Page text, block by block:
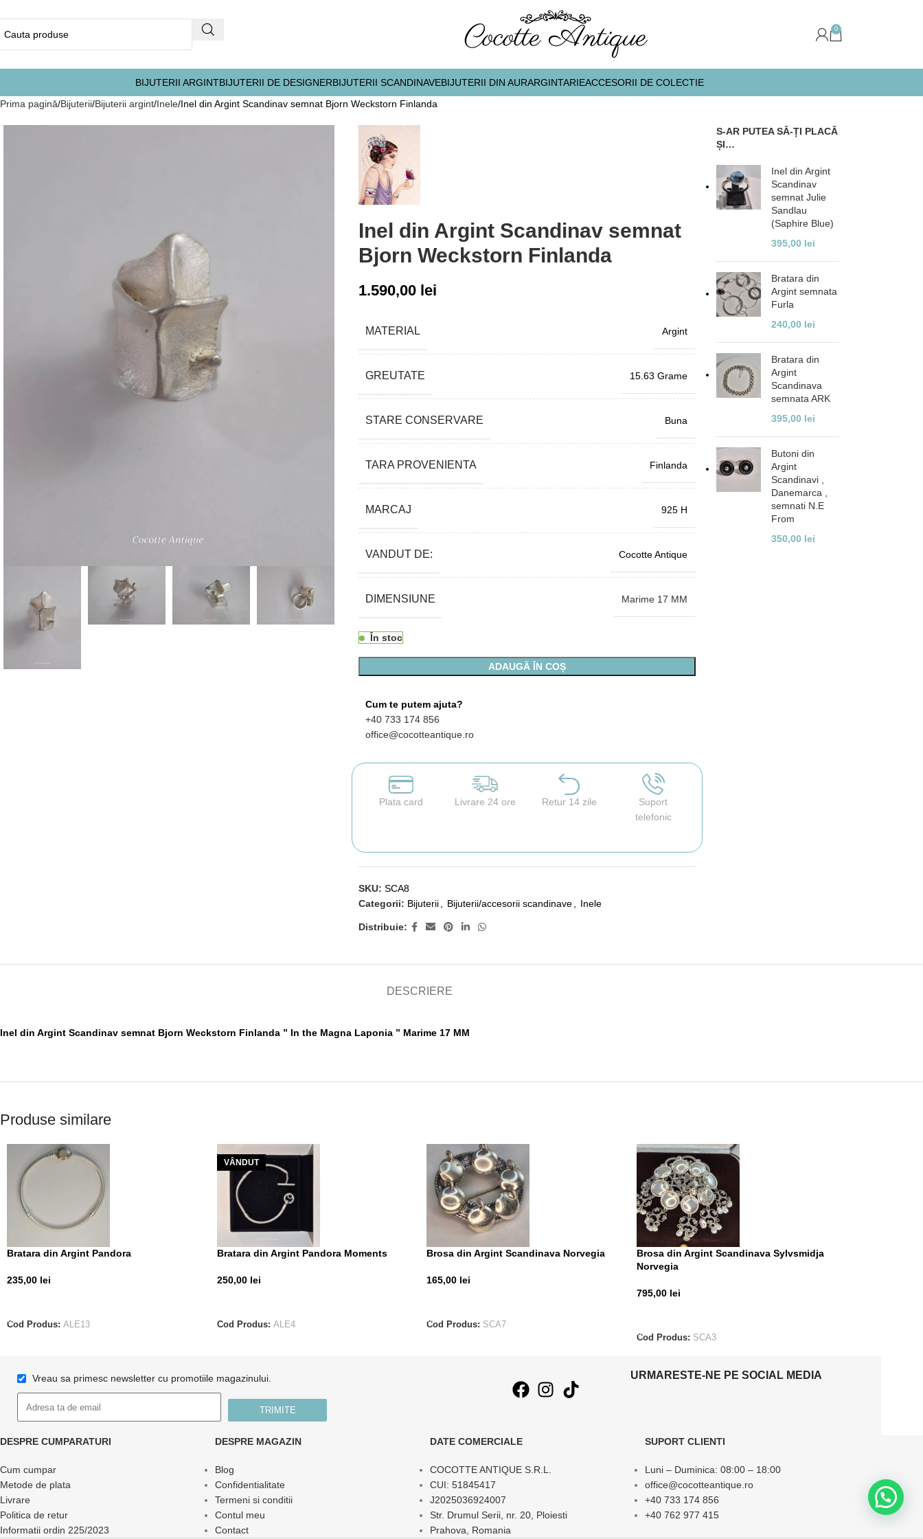
0
BIJUTERII ARGINTBIJUTERII DE DESIGNERBIJUTERII SCANDINAVEBIJUTERII DIN AURARGINTARIEACCESORII DE COLECTIE
Prima pagină Bijuterii Bijuterii argint Inele Inel din Argint Scandinav semnat Bjorn Weckstorn Finlanda
Inel din Argint Scandinav semnat
Bjorn Weckstorn Finlanda
1.590,00 lei
MATERIAL Argint
GREUTATE 15.63 Grame
STARE CONSERVARE Buna
TARA PROVENIENTA Finlanda
MARCAJ 925 H
VANDUT DE: Cocotte Antique
DIMENSIUNE Marime 17 MM
În stoc
ADAUGĂ ÎN COȘ
Cum te putem ajuta?
+40 733 174 856
office@cocotteantique.ro
Plata card Livrare 24 ore Retur 14 zile
Suport
telefonic
SKU: SCA8
Categorii: Bijuterii Bijuterii/accesorii scandinave Inele
Distribuie:
S-AR PUTEA SĂ-ȚI PLACĂ
ȘI…
Inel din Argint
Scandinav
semnat Julie
Sandlau
(Saphire Blue)
395,00 lei
Bratara din
Argint semnata
Furla
240,00 lei
Bratara din
Argint
Scandinava
semnata ARK
395,00 lei
Butoni din
Argint
Scandinavi ,
Danemarca ,
semnati N.E
From
350,00 lei
DESCRIERE
Inel din Argint Scandinav semnat Bjorn Weckstorn Finlanda ” In the Magna Laponia ” Marime 17 MM
Produse similare
Bratara din Argint Pandora
235,00 lei
Cod Produs: ALE13
VÂNDUT
Bratara din Argint Pandora Moments
250,00 lei
Cod Produs: ALE4
Brosa din Argint Scandinava Norvegia
165,00 lei
Cod Produs: SCA7
Brosa din Argint Scandinava Sylvsmidja
Norvegia
795,00 lei
Cod Produs: SCA3
Vreau sa primesc newsletter cu promotiile magazinului.
TRIMITE
URMARESTE-NE PE SOCIAL MEDIA
DESPRE CUMPARATURI
Cum cumpar
Metode de plata
Livrare
Politica de retur
Informatii ordin 225/2023
DESPRE MAGAZIN
Blog
Confidentialitate
Termeni si conditii
Contul meu
Contact
DATE COMERCIALE
COCOTTE ANTIQUE S.R.L.
CUI: 51845417
J2025036924007
Str. Drumul Serii, nr. 20, Ploiesti
Prahova, Romania
SUPORT CLIENTI
Luni – Duminica: 08:00 – 18:00
office@cocotteantique.ro
+40 733 174 856
+40 762 977 415